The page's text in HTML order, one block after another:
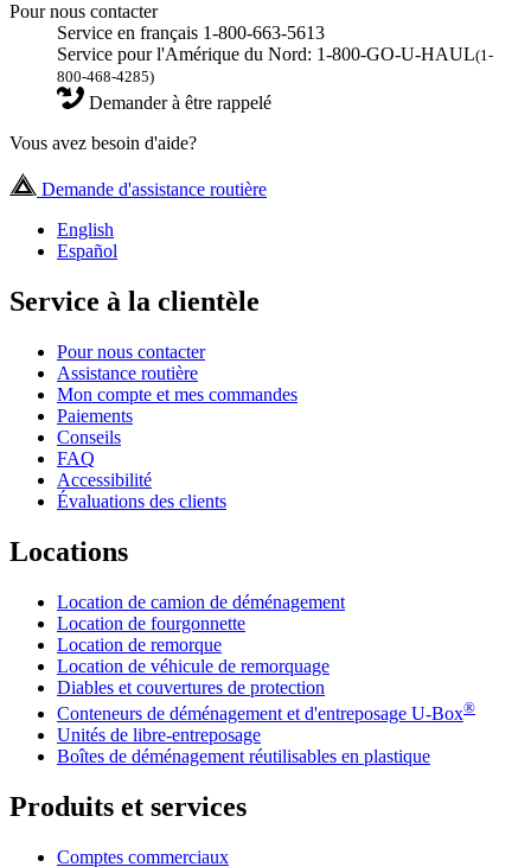
Pour nous contacter
Service en français 1-800-663-5613
Service pour l'Amérique du Nord: 1-800-GO-U-HAUL(1-
800-468-4285)
Demander à être rappelé
Vous avez besoin d'aide?
Demande d'assistance routière
English
Español
Service à la clientèle
Pour nous contacter
Assistance routière
Mon compte et mes commandes
Paiements
Conseils
FAQ
Accessibilité
Évaluations des clients
Locations
Location de camion de déménagement
Location de fourgonnette
Location de remorque
Location de véhicule de remorquage
Diables et couvertures de protection
Conteneurs de déménagement et d'entreposage U-Box®
Unités de libre-entreposage
Boîtes de déménagement réutilisables en plastique
Produits et services
Comptes commerciaux